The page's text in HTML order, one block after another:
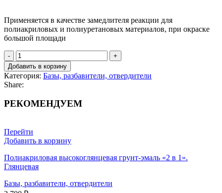
Применяется в качестве замедлителя реакции для
полиакриловых и полиуретановых материалов, при окраске
большой площади
Замедлитель
для
глянцевых
полиакриловых
и
полиуретановых
материалов
площади
окрашивания)
Добавить в корзину
Категория: Базы, разбавители, отвердители
Share:
РЕКОМЕНДУЕМ
Перейти
Добавить в корзину
Полиакриловая высокоглянцевая грунт-эмаль «2 в 1».
Глянцевая
Базы, разбавители, отвердители